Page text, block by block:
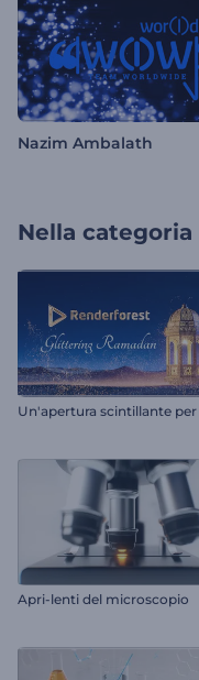
Nazim Ambalath
Nella categoria
Apri-lenti del microscopio